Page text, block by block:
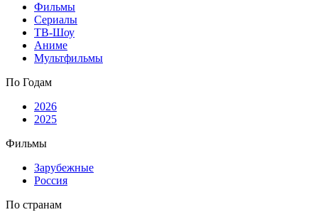
Фильмы
Сериалы
ТВ-Шоу
Аниме
Мультфильмы
По Годам
2026
2025
Фильмы
Зарубежные
Россия
По странам